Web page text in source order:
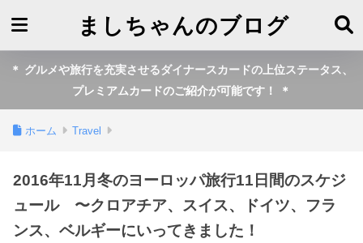
ましちゃんのブログ
＊ グルメや旅行を充実させるダイナースカードの上位ステータス、
プレミアムカードのご紹介が可能です！ ＊
ホーム Travel
2016年11月冬のヨーロッパ旅行11日間のスケジ
ュール 〜クロアチア、スイス、ドイツ、フラ
ンス、ベルギーにいってきました！